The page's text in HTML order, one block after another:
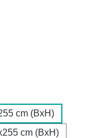
cm (BxH)
cm (BxH)